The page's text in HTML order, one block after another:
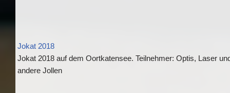
Jokat 2018
Jokat 2018 auf dem Oortkatensee. Teilnehmer: Optis, Laser
andere Jollen